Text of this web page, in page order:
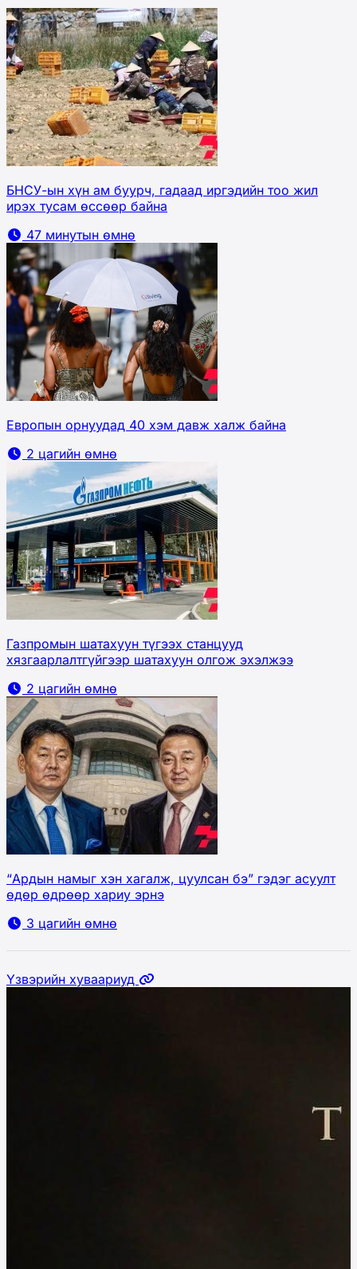
БНСУ-ын хүн ам буурч, гадаад иргэдийн тоо жил
ирэх тусам өссөөр байна
47 минутын өмнө
Европын орнуудад 40 хэм давж халж байна
2 цагийн өмнө
Газпромын шатахуун түгээх станцууд
хязгаарлалтгүйгээр шатахуун олгож эхэлжээ
2 цагийн өмнө
“Ардын намыг хэн хагалж, цуулсан бэ” гэдэг асуулт
өдөр өдрөөр хариу эрнэ
3 цагийн өмнө
Үзвэрийн хуваариуд